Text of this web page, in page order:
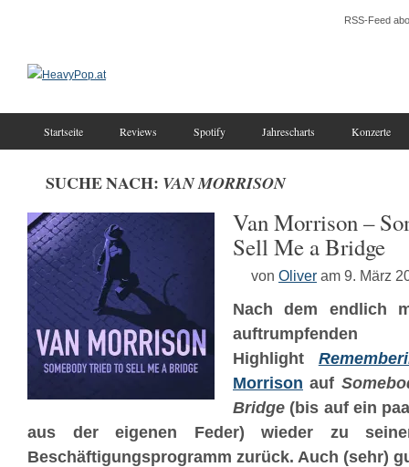
RSS-Feed
Startseite Reviews Spotify Jahrescharts Konzerte
SUCHE NACH: VAN MORRISON
Van Morrison –
Sell Me a Bridge
von Oliver am 9. März
Nach dem endlich
Highlight
Morrison auf
Bridge (bis auf ein
aus der eigenen Feder) wieder zu
Beschäftigungsprogramm zurück. Auch (sehr)